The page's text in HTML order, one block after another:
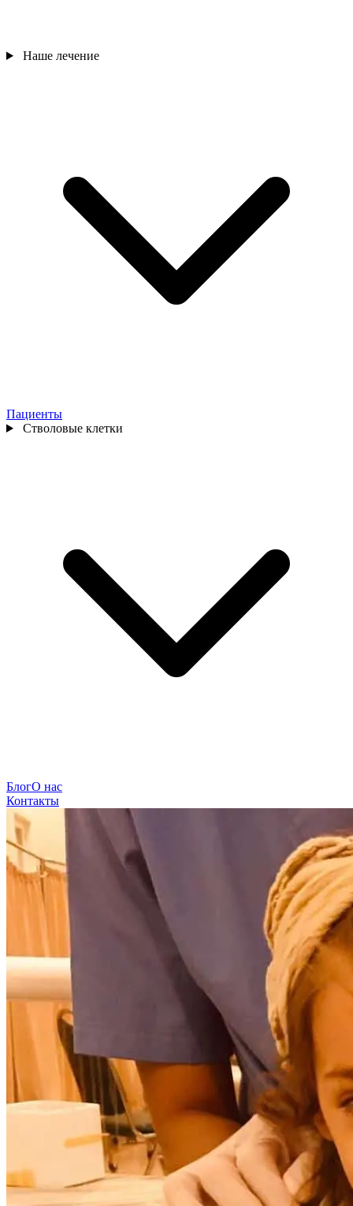
Наше лечение
Пациенты
Стволовые клетки
БлогО нас
Контакты